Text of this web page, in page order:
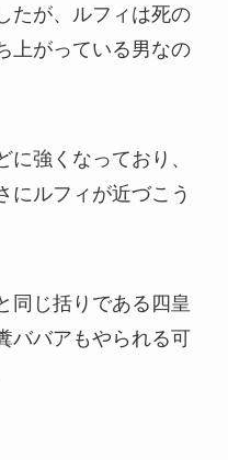
たが、ルフィは死の
上がっている男なの
強くなっており、
にルフィが近づこう
同じ括りである四皇
ババアもやられる可